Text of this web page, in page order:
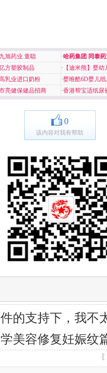
旭药业 童聪 ·哈药集团 同泰
方塑胶制品 · 【迪米熊】婴幼
乳业进口奶粉 ·婴唯酷6D婴儿
亮健保健品招商 ·香港帮宝适纸尿
0
该内容对我有帮助
的支持下，我不
美容修复妊娠纹